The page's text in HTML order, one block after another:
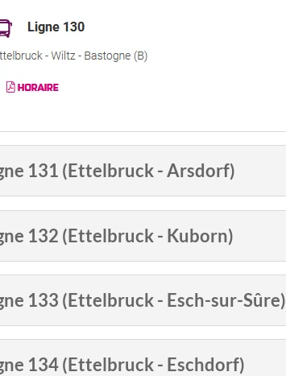
131 (Ettelbruck - Arsdorf)
132 (Ettelbruck - Kuborn)
133 (Ettelbruck - Esch-sur-Sûre)
134 (Ettelbruck - Eschdorf)